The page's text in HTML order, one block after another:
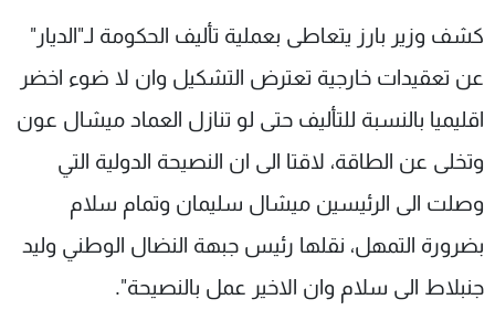
كشف وزير بارز يتعاطى بعملية تأليف الحكومة لـ"الديار"
عن تعقيدات خارجية تعترض التشكيل وان لا ضوء اخضر
اقليميا بالنسبة للتأليف حتى لو تنازل العماد ميشال عون
وتخلى عن الطاقة، لاقتا الى ان النصيحة الدولية التي
وصلت الى الرئيسين ميشال سليمان وتمام سلام
بضرورة التمهل، نقلها رئيس جبهة النضال الوطني وليد
جنبلاط الى سلام وان الاخير عمل بالنصيحة".
شاهد البرامج
الترددات
عن MTV
لاعلاناتكم
وظائف
شروط الإسـتخدام
سياسة الخصوصية